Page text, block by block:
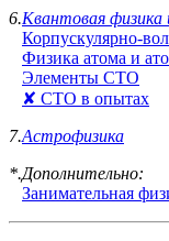
6.Квантовая
Корпускулярно-
Физика атома и
Элементы СТО
✘ СТО в опытах
7.Астрофизика
*.Дополнительно:
Занимательная